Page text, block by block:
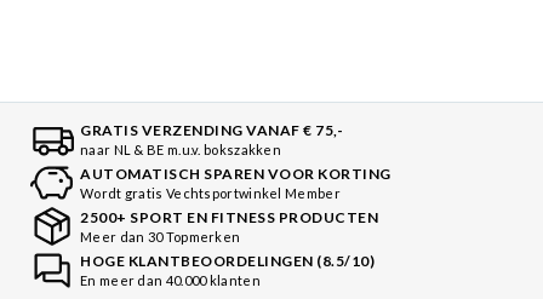
GRATIS VERZENDING VANAF € 75,-
naar NL & BE m.u.v. bokszakken
AUTOMATISCH SPAREN VOOR KORTING
Wordt gratis Vechtsportwinkel Member
2500+ SPORT EN FITNESS PRODUCTEN
Meer dan 30 Topmerken
HOGE KLANTBEOORDELINGEN (8.5/10)
En meer dan 40.000 klanten